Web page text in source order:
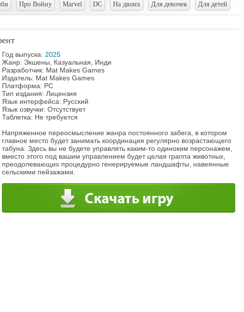
Про Войну Marvel DC На двоих Для девочек Для детей
Год выпуска: 2025
Жанр: Экшены, Казуальная, Инди
Разработчик: Mat Makes Games
Издатель: Mat Makes Games
Платформа: PC
Тип издания: Лицензия
Язык интерфейса: Русский
Язык озвучки: Отсутствует
Таблeтка: Не требуется
Напряженное переосмысление жанра постоянного забега, в котором
главное место будет занимать координация регулярно возрастающего
табуна. Здесь вы не будете управлять каким-то одиноким персонажем,
вместо этого под вашим управлением будет целая граппа животных,
преодолевающих процедурно генерируемые ландшафты, навеянные
сельскими пейзажами.